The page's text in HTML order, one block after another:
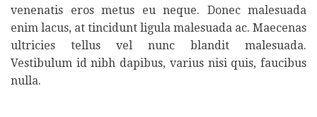
venenatis eros metus eu neque. Donec malesuada
enim lacus, at tincidunt ligula malesuada ac. Maecenas
ultricies tellus vel nunc blandit malesuada.
Vestibulum id nibh dapibus, varius nisi quis, faucibus
nulla.